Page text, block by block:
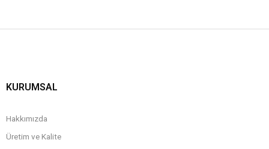
KURUMSAL
Hakkımızda
Üretim ve Kalite